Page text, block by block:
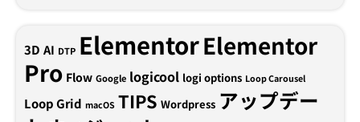
3D AI DTP ElementorElementor
Pro Flow Google logicool logi options Loop Carousel
Loop Grid macOS TIPS Wordpress アップデー